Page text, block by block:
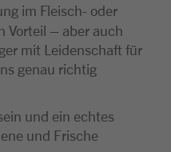
im Fleisch- oder
Vorteil – aber auch
mit Leidenschaft für
genau richtig
und ein echtes
und Frische